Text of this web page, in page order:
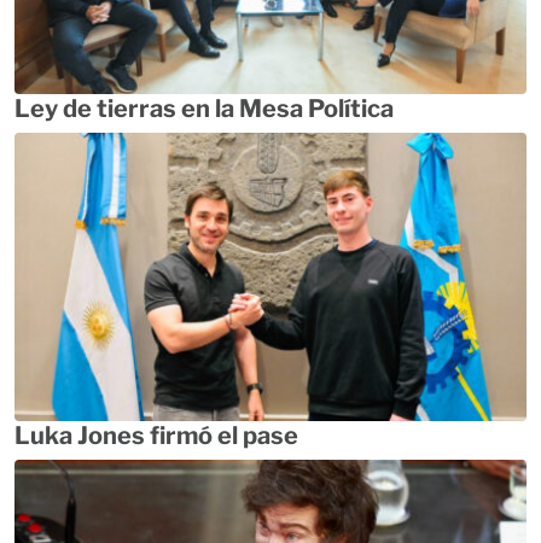
Ley de tierras en la Mesa Política
Luka Jones firmó el pase